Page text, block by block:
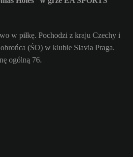
w piłkę. Pochodzi z kraju Czechy i
(ŚO) w klubie Slavia Praga.
ogólną 76.